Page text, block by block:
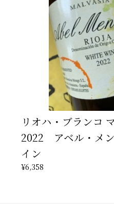
リオハ・ブランコ
2022 アベル・メ
イン
¥6,358